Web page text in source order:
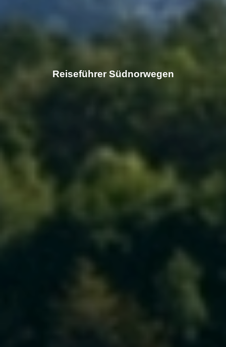
Reiseführer Südnorwegen